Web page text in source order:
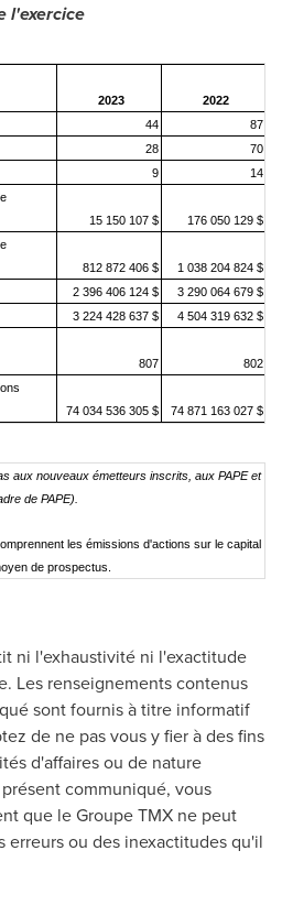
l'exercice
2023 2022
44
87
28
70
9
14
15 150 107 $
176 050 129 $
812 872 406 $
1 038 204 824 $
2 396 406 124 $
3 290 064 679 $
3 224 428 637 $
4 504 319 632 $
807
802
74 034 536 305 $ 74 871 163 027 $
aux nouveaux émetteurs inscrits, aux PAPE et
de PAPE).
les émissions d'actions sur le capital
de prospectus.
ni l'exhaustivité ni l'exactitude
Les renseignements contenus
sontfournisà titre informatif
de ne pas vous y fier à des fins
d'affaires ou de nature
communiqué, vous
que le Groupe TMX ne peut
erreurs ou des inexactitudes qu'il